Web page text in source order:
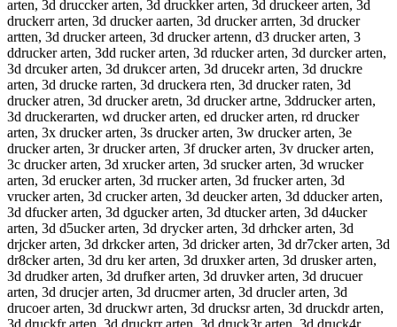
arten, 3d druccker arten, 3d druckker arten, 3d druckeer arten, 3d
druckerr arten, 3d drucker aarten, 3d drucker arrten, 3d drucker
artten, 3d drucker arteen, 3d drucker artenn, d3 drucker arten, 3
ddrucker arten, 3dd rucker arten, 3d rducker arten, 3d durcker arten,
3d drcuker arten, 3d drukcer arten, 3d drucekr arten, 3d druckre
arten, 3d drucke rarten, 3d druckera rten, 3d drucker raten, 3d
drucker atren, 3d drucker aretn, 3d drucker artne, 3ddrucker arten,
3d druckerarten, wd drucker arten, ed drucker arten, rd drucker
arten, 3x drucker arten, 3s drucker arten, 3w drucker arten, 3e
drucker arten, 3r drucker arten, 3f drucker arten, 3v drucker arten,
3c drucker arten, 3d xrucker arten, 3d srucker arten, 3d wrucker
arten, 3d erucker arten, 3d rrucker arten, 3d frucker arten, 3d
vrucker arten, 3d crucker arten, 3d deucker arten, 3d dducker arten,
3d dfucker arten, 3d dgucker arten, 3d dtucker arten, 3d d4ucker
arten, 3d d5ucker arten, 3d drycker arten, 3d drhcker arten, 3d
drjcker arten, 3d drkcker arten, 3d dricker arten, 3d dr7cker arten, 3d
dr8cker arten, 3d dru ker arten, 3d druxker arten, 3d drusker arten,
3d drudker arten, 3d drufker arten, 3d druvker arten, 3d drucuer
arten, 3d drucjer arten, 3d drucmer arten, 3d drucler arten, 3d
drucoer arten, 3d druckwr arten, 3d drucksr arten, 3d druckdr arten,
3d druckfr arten, 3d druckrr arten, 3d druck3r arten, 3d druck4r